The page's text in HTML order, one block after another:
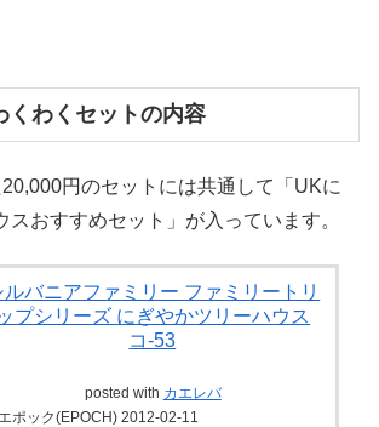
くわくセットの内容
円のセットには共通して「UKに
スおすすめセット」が入っています。
ルバニアファミリー ファミリートリ
プシリーズ にぎやかツリーハウス
コ-53
posted with カエレバ
エポック(EPOCH) 2012-02-11